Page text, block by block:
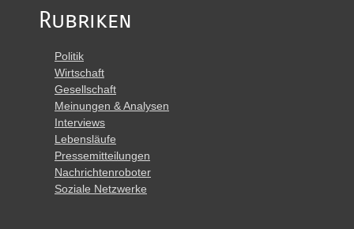
Rubriken
Politik
Wirtschaft
Gesellschaft
Meinungen & Analysen
Interviews
Lebensläufe
Pressemitteilungen
Nachrichtenroboter
Soziale Netzwerke